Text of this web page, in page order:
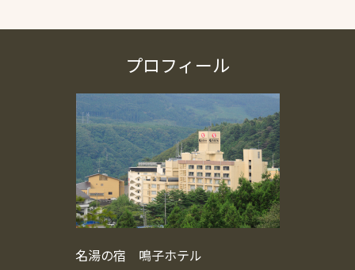
プロフィール
名湯の宿 鳴子ホテル